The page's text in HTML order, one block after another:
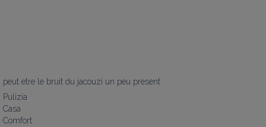
peut etre le bruit du jacouzi un peu present
Pulizia
Casa
Comfort